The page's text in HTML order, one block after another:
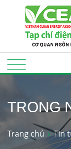
TRONG
Trang chủ Tin